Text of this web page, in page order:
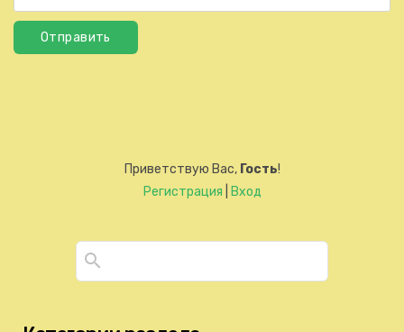
Отправить
Приветствую Вас, Гость!
Регистрация
Вход